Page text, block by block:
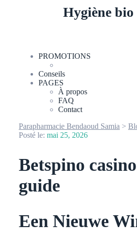
Hygiène bio
PROMOTIONS
Conseils
PAGES
À propos
FAQ
Contact
Parapharmacie Bendaoud Samia >
Posté le: mai 25, 2026
Betspino
guide
Een Nieuwe